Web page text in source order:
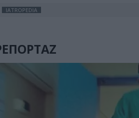
IATROPEDIA